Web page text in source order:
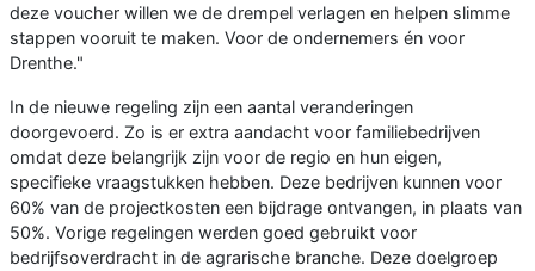
deze voucher willen we de drempel verlagen en helpen slimme
stappen vooruit te maken. Voor de ondernemers én voor
Drenthe."
In de nieuwe regeling zijn een aantal veranderingen
doorgevoerd. Zo is er extra aandacht voor familiebedrijven
omdat deze belangrijk zijn voor de regio en hun eigen,
specifieke vraagstukken hebben. Deze bedrijven kunnen voor
60% van de projectkosten een bijdrage ontvangen, in plaats van
50%. Vorige regelingen werden goed gebruikt voor
bedrijfsoverdracht in de agrarische branche. Deze doelgroep